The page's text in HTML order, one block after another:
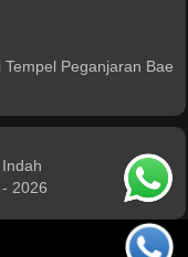
Peganjaran Bae
2026